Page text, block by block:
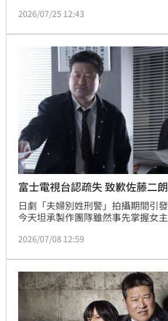
2026/07/25 12:43
富士電視台認疏失 致歉
日劇「夫婦別姓刑警」拍攝期間引
今天坦承製作團隊雖然事先掌握女
導致雙方發生摩擦，對兩位主演承受
2026/07/08 12:59